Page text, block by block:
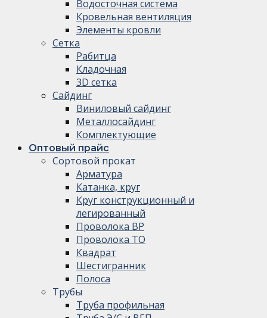
Водосточная система
Кровельная вентиляция
Элементы кровли
Сетка
Рабитца
Кладочная
3D сетка
Сайдинг
Виниловый сайдинг
Металлосайдинг
Комплектующие
Оптовый прайс
Сортовой прокат
Арматура
Катанка, круг
Круг конструкционный и
легированный
Проволока ВР
Проволока ТО
Квадрат
Шестигранник
Полоса
Трубы
Труба профильная